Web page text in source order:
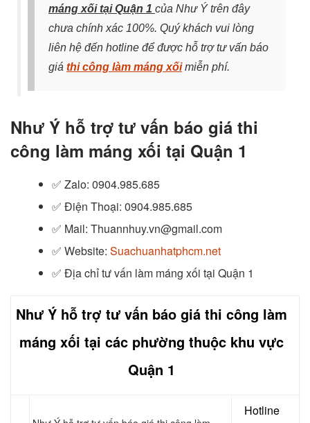
máng xối tại Quận 1 của Như Ý trên đây
chưa chính xác 100%. Quý khách vui lòng
liên hệ đến hotline để được hỗ trợ tư vấn báo
giá thi công làm máng xốimiễn phí.
Như Ý hỗ trợ tư vấn báo giá thi
công làm máng xối tại Quận 1
✅ Zalo: 0904.985.685
✅ Điện Thoại: 0904.985.685
✅ Mail: Thuannhuy.vn@gmail.com
✅ Website: Suachuanhatphcm.net
✅ Địa chỉ tư vấn làm máng xối tại Quận 1
Như Ý hỗ trợ tư vấn báo giá thi công làm
máng xối tại các phường thuộc khu vực
Quận 1
Hotline